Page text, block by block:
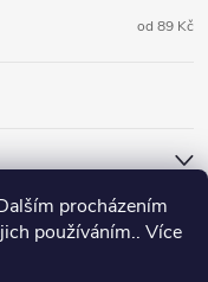
procházením
používáním.. Více
od 89 Kč